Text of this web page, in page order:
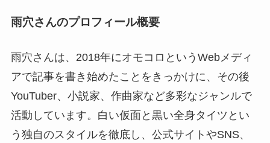
雨穴さんのプロフィール概要
雨穴さんは、2018年にオモコロというWebメディ
アで記事を書き始めたことをきっかけに、その後
YouTuber、小説家、作曲家など多彩なジャンルで
活動しています。白い仮面と黒い全身タイツとい
う独自のスタイルを徹底し、公式サイトやSNS、